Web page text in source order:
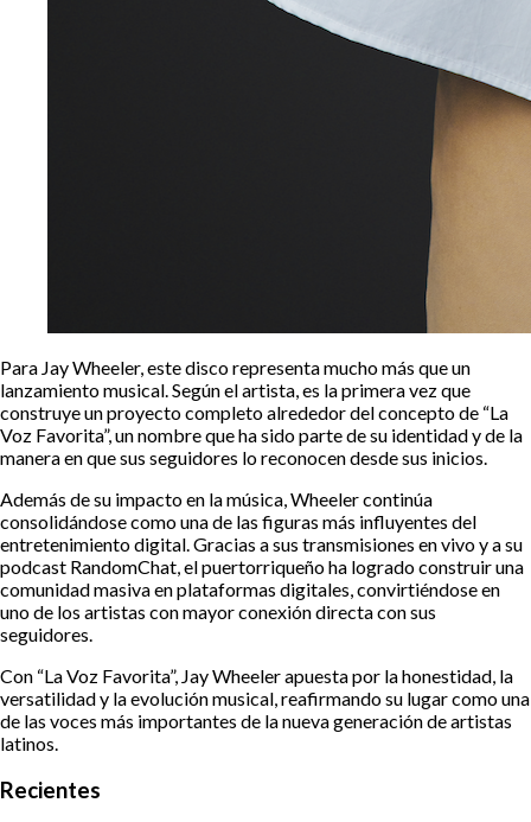
Para Jay Wheeler, este disco representa mucho más que un
lanzamiento musical. Según el artista, es la primera vez que
construye un proyecto completo alrededor del concepto de “La
Voz Favorita”, un nombre que ha sido parte de su identidad y de la
manera en que sus seguidores lo reconocen desde sus inicios.
Además de su impacto en la música, Wheeler continúa
consolidándose como una de las figuras más influyentes del
entretenimiento digital. Gracias a sus transmisiones en vivo y a su
podcast RandomChat, el puertorriqueño ha logrado construir una
comunidad masiva en plataformas digitales, convirtiéndose en
uno de los artistas con mayor conexión directa con sus
seguidores.
Con “La Voz Favorita”, Jay Wheeler apuesta por la honestidad, la
versatilidad y la evolución musical, reafirmando su lugar como una
de las voces más importantes de la nueva generación de artistas
latinos.
Recientes